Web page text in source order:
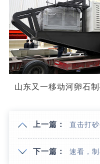
山东又一移动河卵石
上一篇： 直击打
下一篇： 速看，